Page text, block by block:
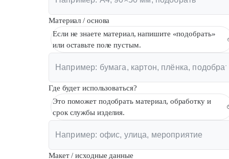
Материал / основа
Если не знаете материал, напишите «подобрать»
или оставьте поле пустым.
Где будет использоваться?
Это поможет подобрать материал, обработку и
срок службы изделия.
Макет / исходные данные